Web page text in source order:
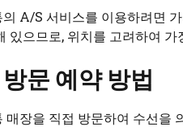
A/S 서비스를 이용하려면
있으므로, 위치를 고려하여
문 예약 방법
매장을 직접 방문하여 수선을